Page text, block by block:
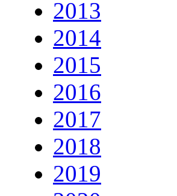
2013
2014
2015
2016
2017
2018
2019